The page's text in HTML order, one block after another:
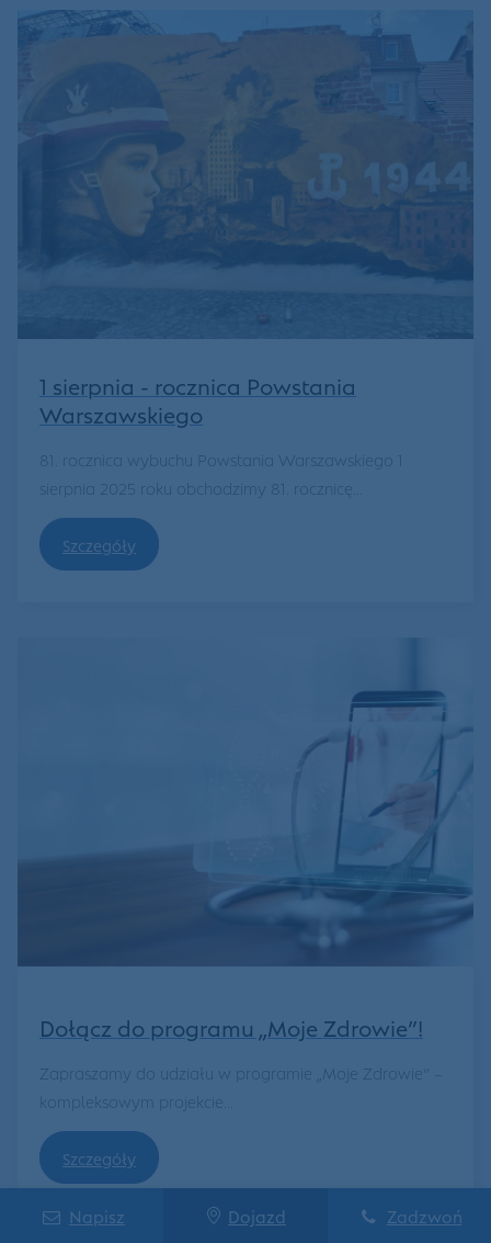
Napisz Dojazd Zadzwoń
1 sierpnia - rocznica Powstania
Warszawskiego
81. rocznica wybuchu Powstania Warszawskiego 1
sierpnia 2025 roku obchodzimy 81. rocznicę...
Szczegóły
Dołącz do programu „Moje Zdrowie”!
Zapraszamy do udziału w programie „Moje Zdrowie” –
kompleksowym projekcie...
Szczegóły